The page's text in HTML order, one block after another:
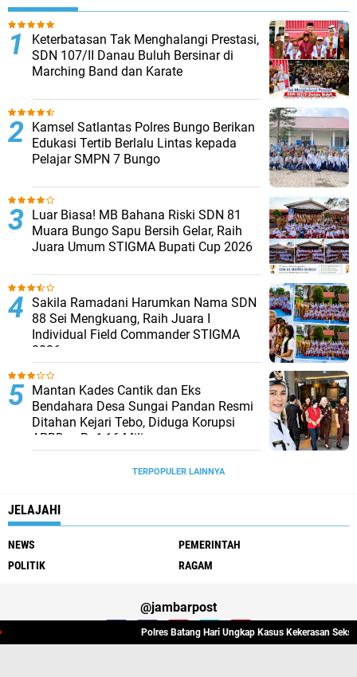
Keterbatasan Tak Menghalangi Prestasi,
SDN 107/II Danau Buluh Bersinar di
Marching Band dan Karate
Kamsel Satlantas Polres Bungo Berikan
Edukasi Tertib Berlalu Lintas kepada
Pelajar SMPN 7 Bungo
Luar Biasa! MB Bahana Riski SDN 81
Muara Bungo Sapu Bersih Gelar, Raih
Juara Umum STIGMA Bupati Cup 2026
Sakila Ramadani Harumkan Nama SDN
88 Sei Mengkuang, Raih Juara I
Individual Field Commander STIGMA
2026
Mantan Kades Cantik dan Eks
Bendahara Desa Sungai Pandan Resmi
Ditahan Kejari Tebo, Diduga Korupsi
APBDes Rp1,16 Miliar
TERPOPULER LAINNYA
JELAJAHI
NEWS
PEMERINTAH
POLITIK
RAGAM
@jambarpost
Polres Batang Hari Ungkap Kasus Kekerasan Seksual